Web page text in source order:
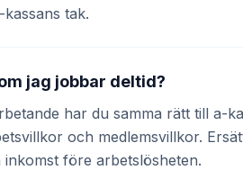
tak.
jag jobbar deltid?
har du samma rätt till a-
och medlemsvillkor.
inkomst före arbetslösheten.